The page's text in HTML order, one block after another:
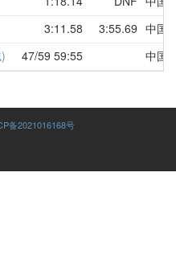
3:11.58 3:55.69 中国
47/59 59:55 中国
备2021016168号